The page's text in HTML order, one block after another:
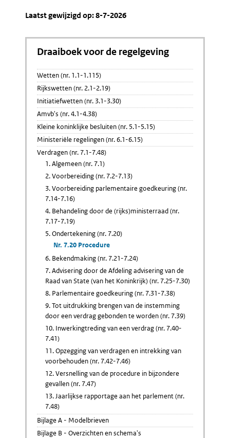
Laatst gewijzigd op: 8-7-2026
Draaiboek voor de regelgeving
Wetten (nr. 1.1-1.115)
Rijkswetten (nr. 2.1-2.19)
Initiatiefwetten (nr. 3.1-3.30)
Amvb's (nr. 4.1-4.38)
Kleine koninklijke besluiten (nr. 5.1-5.15)
Ministeriële regelingen (nr. 6.1-6.15)
Verdragen (nr. 7.1-7.48)
1. Algemeen (nr. 7.1)
2. Voorbereiding (nr. 7.2-7.13)
3. Voorbereiding parlementaire goedkeuring (nr.
7.14-7.16)
4. Behandeling door de (rijks)ministerraad (nr.
7.17-7.19)
5. Ondertekening (nr. 7.20)
Nr. 7.20 Procedure
6. Bekendmaking (nr. 7.21-7.24)
7. Advisering door de Afdeling advisering van de
Raad van State (van het Koninkrijk) (nr. 7.25-7.30)
8. Parlementaire goedkeuring (nr. 7.31-7.38)
9. Tot uitdrukking brengen van de instemming
door een verdrag gebonden te worden (nr. 7.39)
10. Inwerkingtreding van een verdrag (nr. 7.40-
7.41)
11. Opzegging van verdragen en intrekking van
voorbehouden (nr. 7.42-7.46)
12. Versnelling van de procedure in bijzondere
gevallen (nr. 7.47)
13. Jaarlijkse rapportage aan het parlement (nr.
7.48)
Bijlage A - Modelbrieven
Bijlage B - Overzichten en schema's